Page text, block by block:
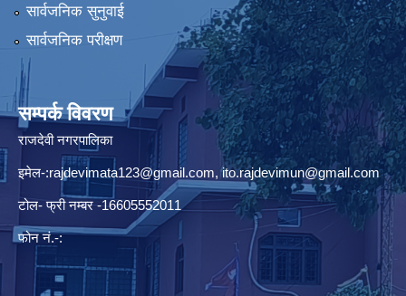
सार्वजनिक सुनुवाई
सार्वजनिक परीक्षण
सम्पर्क विवरण
राजदेवी नगरपालिका
इमेल-:rajdevimata123@gmail.com,ito.rajdevimun@gmail.com
टोल- फ्री नम्बर -16605552011
फोन नं.-: